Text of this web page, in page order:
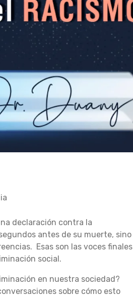
declaración contra la
antes de su muerte, sino
Esas son las voces finales
social.
en nuestra sociedad?
sobre cómo esto